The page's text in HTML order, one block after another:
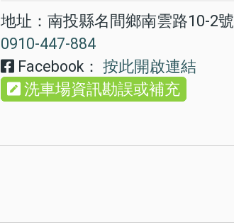
地址：南投縣名間鄉南雲路10-2號
0910-447-884
Facebook： 按此開啟連結
洗車場資訊勘誤或補充